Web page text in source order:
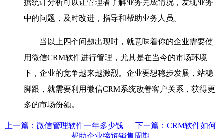
据统计分析可以让管理者了解业务完成情况，发现业务
中的问题，及时改进，指导和帮助业务人员。
当以上四个问题出现时，就意味着你的企业需要使
用微信CRM软件进行管理，尤其是在当今的市场环境
下，企业的竞争越来越激烈。企业要想稳步发展，站稳
脚跟，就需要利用微信CRM系统改善客户关系，获得更
多的市场份额。
上一篇：微信管理软件一年多少钱
下一篇：CRM软件如何
帮助企业缩短销售周期